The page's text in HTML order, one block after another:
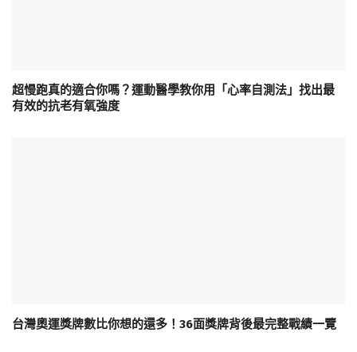
超慢跑真的適合你嗎？運動醫學教你用「心率自測法」找出最
有效的抗老有氧強度
台灣奧運獎牌數比你想的還多！36面獎牌背後最完整戰績一覽